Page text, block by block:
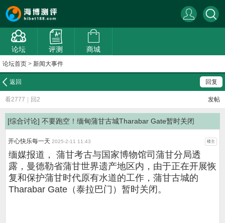
论坛 评测 商城
论坛首页 > 新闻大事件
返回 回复
看2777 回2 发帖
[综合讨论] 不要跑空！缅甸蒲甘古城Tharabar Gate暂时关闭
楼主
开心快乐每一天 2025-2-11 11:43
缅媒报道， 蒲甘考古与国家博物馆司蒲甘分局透
露，曼德勒省蒲甘世界遗产地区内，由于正在开展恢
复和保护蒲甘时代原有水道的工作，蒲甘古城的
Tharabar Gate（泰拉巴门）暂时关闭。